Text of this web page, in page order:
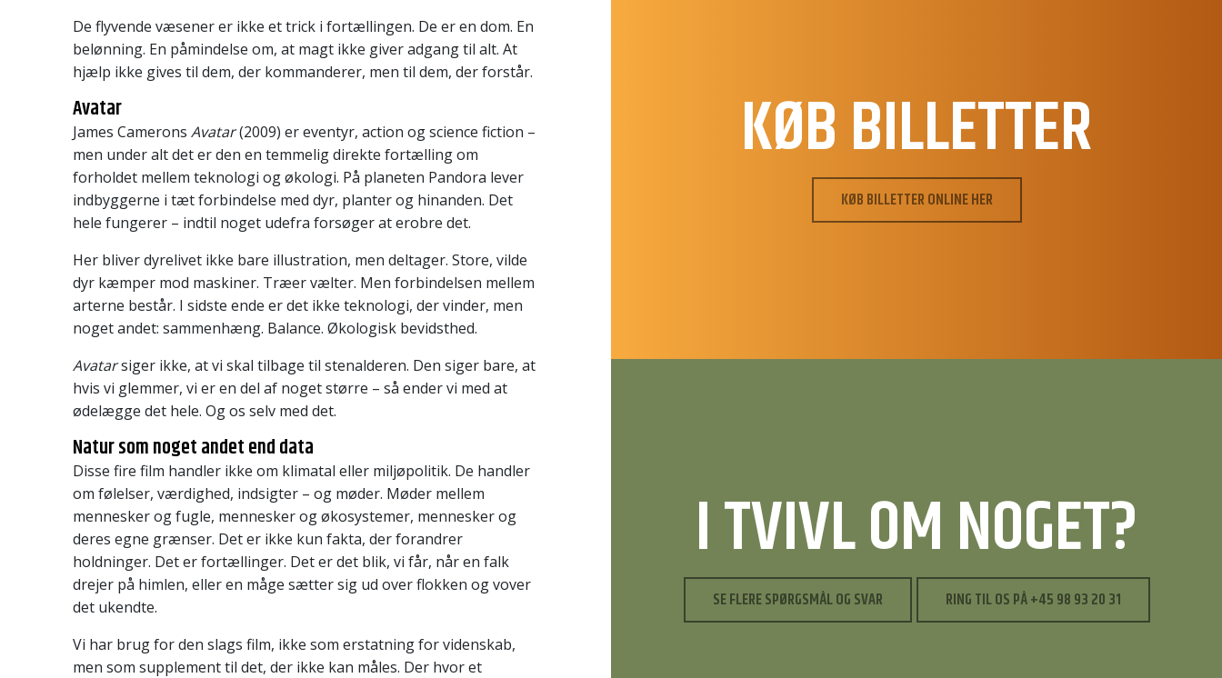
De flyvende væsener er ikke et trick i fortællingen. De er en dom. En
belønning. En påmindelse om, at magt ikke giver adgang til alt. At
hjælp ikke gives til dem, der kommanderer, men til dem, der forstår.
Avatar
James Camerons Avatar(2009) er eventyr, action og science fiction –
men under alt det er den en temmelig direkte fortælling om
forholdet mellem teknologi og økologi. På planeten Pandora lever
indbyggerne i tæt forbindelse med dyr, planter og hinanden. Det
hele fungerer – indtil noget udefra forsøger at erobre det.
Her bliver dyrelivet ikke bare illustration, men deltager. Store, vilde
dyr kæmper mod maskiner. Træer vælter. Men forbindelsen mellem
arterne består. I sidste ende er det ikke teknologi, der vinder, men
noget andet: sammenhæng. Balance. Økologisk bevidsthed.
Avatarsiger ikke, at vi skal tilbage til stenalderen. Den siger bare, at
hvis vi glemmer, vi er en del af noget større – så ender vi med at
ødelægge det hele. Og os selv med det.
Natur som noget andet end data
Disse fire film handler ikke om klimatal eller miljøpolitik. De handler
om følelser, værdighed, indsigter – og møder. Møder mellem
mennesker og fugle, mennesker og økosystemer, mennesker og
deres egne grænser. Det er ikke kun fakta, der forandrer
holdninger. Det er fortællinger. Det er det blik, vi får, når en falk
drejer på himlen, eller en måge sætter sig ud over flokken og vover
det ukendte.
Vi har brug for den slags film, ikke som erstatning for videnskab,
men som supplement til det, der ikke kan måles. Der hvor et
KØB BILLETTER
KØB BILLETTER ONLINE HER
I TVIVL OM NOGET?
SE FLERE SPØRGSMÅL OG SVAR RING TIL OS PÅ +45 98 93 20 31